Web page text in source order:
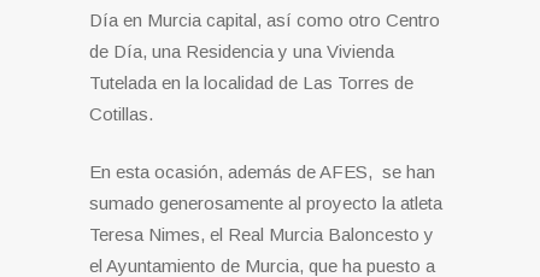
Día en Murcia capital, así como otro Centro
de Día, una Residencia y una Vivienda
Tutelada en la localidad de Las Torres de
Cotillas.
En esta ocasión, además de AFES, se han
sumado generosamente al proyecto la atleta
Teresa Nimes, el Real Murcia Baloncesto y
el Ayuntamiento de Murcia, que ha puesto a